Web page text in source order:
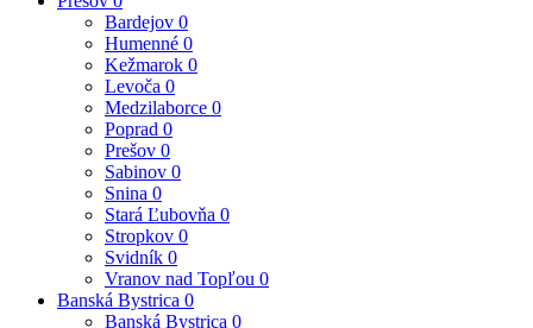
Bardejov 0
Humenné 0
Kežmarok 0
Levoča 0
Medzilaborce 0
Poprad 0
Prešov 0
Sabinov 0
Snina 0
Stará Ľubovňa 0
Stropkov 0
Svidník 0
Vranov nad Topľou 0
Banská Bystrica 0
Banská Bystrica 0